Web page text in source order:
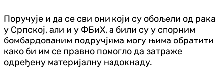
Поручује и да се сви они који су обољели од рака
у Српској, али и у ФБиХ, а били су у спорним
бомбардованим подручјима могу њима обратити
како би им се правно помогло да затраже
одређену материјалну надокнаду.